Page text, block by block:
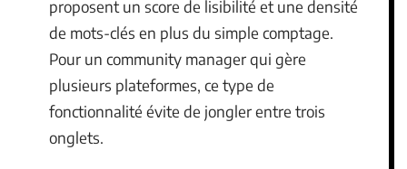
proposent un score de lisibilité et une densité
de mots-clés en plus du simple comptage.
Pour un community manager qui gère
plusieurs plateformes, ce type de
fonctionnalité évite de jongler entre trois
onglets.